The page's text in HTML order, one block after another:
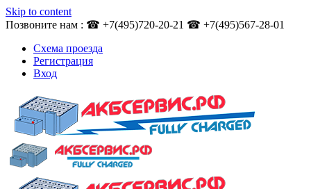
Skip to content
Позвоните нам : ☎ +7(495)720-20-21 ☎ +7(495)567-28-01
Схема проезда
Регистрация
Вход